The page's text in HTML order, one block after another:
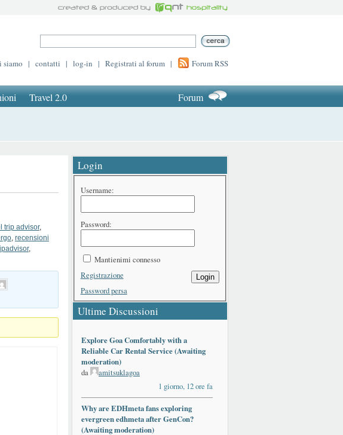
siamo | contatti | log-in | Registrati al forum | Forum RSS
Travel 2.0 Forum
trip advisor,
, recensioni
,
Login
Username:
Password:
Mantienimi connesso
Login
Registrazione
Password persa
Ultime Discussioni
Explore Goa Comfortably with a
Reliable Car Rental Service (Awaiting
moderation)
da
amitsuklagoa
1 giorno, 12 ore fa
Why are EDHmeta fans exploring
evergreen edhmeta after GenCon?
(Awaiting moderation)